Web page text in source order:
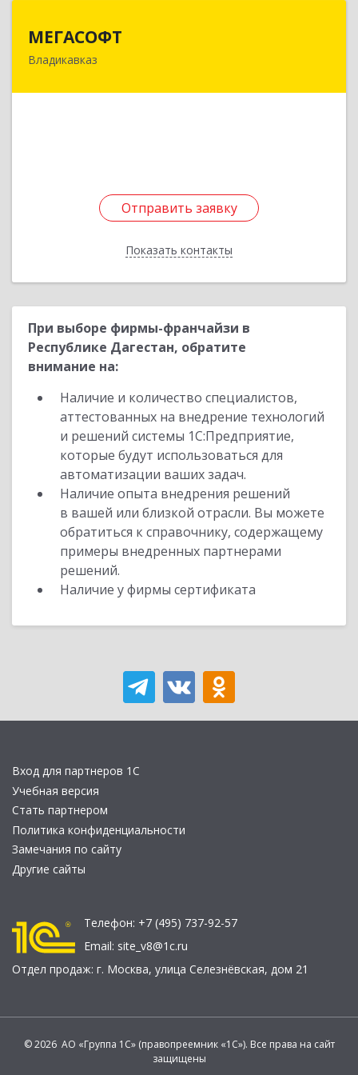
МЕГАСОФТ
Владикавказ
Отправить заявку
Показать контакты
362019, Северная Осетия - Алания Респ,
Отправить заявку
Назад
При выборе фирмы-франчайзи в
Республике Дагестан, обратите
внимание на:
Наличие и количество специалистов,
аттестованных на внедрение технологий
и решений системы 1С:Предприятие,
которые будут использоваться для
автоматизации ваших задач.
Наличие опыта внедрения решений
в вашей или близкой отрасли. Вы можете
обратиться к справочнику, содержащему
примеры внедренных партнерами
решений.
Наличие у фирмы сертификата
Вход для партнеров 1С
Учебная версия
Стать партнером
Политика конфиденциальности
Замечания по сайту
Другие сайты
Телефон: +7 (495) 737-92-57
Email: site_v8@1c.ru
Отдел продаж: г. Москва, улица Селезнёвская, дом 21
© 2026 АО «Группа 1С» (правопреемник «1С»). Все права на сайт
защищены